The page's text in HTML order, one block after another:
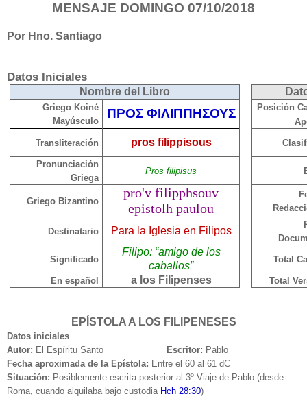
MENSAJE DOMINGO 07/10/2018
Por Hno. Santiago
Datos Iniciales
Nombre del Libro
Griego Koiné
Mayúsculo
ΠΡΟΣ ΦΙΛΙΠΠΗΣΟΥΣ
Posición
Transliteración pros filippisous
Pronunciación
Griega
Pros filipisus
Griego Bizantino
pro'v filipphsouv
epistolh paulou
Destinatario Para la Iglesia en Filipos
Significado
Filipo: “amigo de los
caballos”
Total
En español a los Filipenses Total
EPÍSTOLA A LOS FILIPENESES
Datos iniciales
Autor: El Espíritu Santo Escritor: Pablo
Fecha aproximada de la Epístola: Entre el 60 al 61 dC
Situación: Posiblemente escrita posterior al 3º Viaje de Pablo (desde
Roma, cuando alquilaba bajo custodia Hch 28:30)